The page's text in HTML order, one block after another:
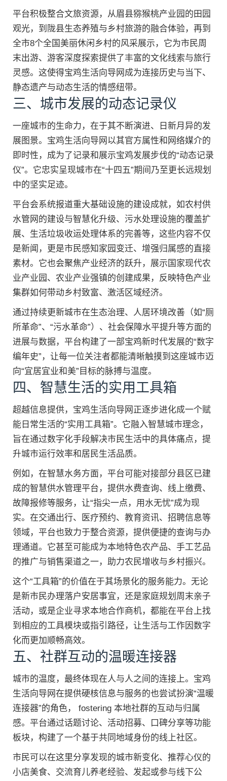
平台积极整合文旅资源，从眉县猕猴桃产业园的田园
观光，到陇县生态养殖与乡村旅游的融合体验，再到
全市8个全国美丽休闲乡村的风采展示，它为市民周
末出游、游客深度探索提供了丰富的文化线索与旅行
灵感。这使得宝鸡生活向导网成为连接历史与当下、
静态遗产与动态生活的情感纽带。
三、城市发展的动态记录仪
一座城市的生命力，在于其不断演进、日新月异的发
展图景。宝鸡生活向导网以其官方属性和网络媒介的
即时性，成为了记录和展示宝鸡发展步伐的“动态记录
仪”。它忠实呈现城市在“十四五”期间乃至更长远规划
中的坚实足迹。
平台会系统报道重大基础设施的建设成就，如农村供
水管网的建设与智慧化升级、污水处理设施的覆盖扩
展、生活垃圾收运处理体系的完善等，这些内容不仅
是新闻，更是市民感知家园变迁、增强归属感的直接
素材。它也会聚焦产业经济的跃升，展示国家现代农
业产业园、农业产业强镇的创建成果，反映特色产业
集群如何带动乡村致富、激活区域经济。
通过持续更新城市在生态治理、人居环境改善（如“厕
所革命”、“污水革命”）、社会保障水平提升等方面的
进展与数据，平台构建了一部宝鸡新时代发展的“数字
编年史”，让每一位关注者都能清晰触摸到这座城市迈
向“宜居宜业和美”目标的脉搏与温度。
四、智慧生活的实用工具箱
超越信息提供，宝鸡生活向导网正逐步进化成一个赋
能日常生活的“实用工具箱”。它融入智慧城市理念，
旨在通过数字化手段解决市民生活中的具体痛点，提
升城市运行效率和居民生活品质。
例如，在智慧水务方面，平台可能对接部分县区已建
成的智慧供水管理平台，提供水费查询、线上缴费、
故障报修等服务，让“指尖一点，用水无忧”成为现
实。在交通出行、医疗预约、教育资讯、招聘信息等
领域，平台也致力于整合资源，提供便捷的查询与办
理通道。它甚至可能成为本地特色农产品、手工艺品
的推广与销售渠道之一，助力农民增收与乡村振兴。
这个“工具箱”的价值在于其场景化的服务能力。无论
是新市民办理落户安居事宜，还是家庭规划周末亲子
活动，或是企业寻求本地合作商机，都能在平台上找
到相应的工具模块或指引路径，让生活与工作因数字
化而更加顺畅高效。
五、社群互动的温暖连接器
城市的温度，最终体现在人与人之间的连接上。宝鸡
生活向导网在提供硬核信息与服务的也尝试扮演“温暖
连接器”的角色， fostering 本地社群的互动与归属
感。平台通过话题讨论、活动招募、口碑分享等功能
板块，构建了一个基于共同地域身份的线上社区。
市民可以在这里分享发现的城市新变化、推荐心仪的
小店美食、交流育儿养老经验、发起或参与线下公